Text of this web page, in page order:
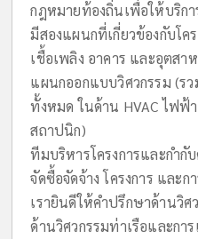
กฎหมายท้องถิ่นเพื่อให้บริก
มีสองแผนกที่เกี่ยวข้องกับโค
เชื้อเพลิง อาคาร และอุตสา
แผนกออกแบบวิศวกรรม (ร
ทั้งหมด ในด้าน HVAC ไฟฟ้
สถาปนิก)
ทีมบริหารโครงการและกำกั
จัดซื้อจัดจ้าง โครงการ และก
เรายินดีให้คำปรึกษาด้านวิศ
ด้านวิศวกรรมท่าเรือและกา